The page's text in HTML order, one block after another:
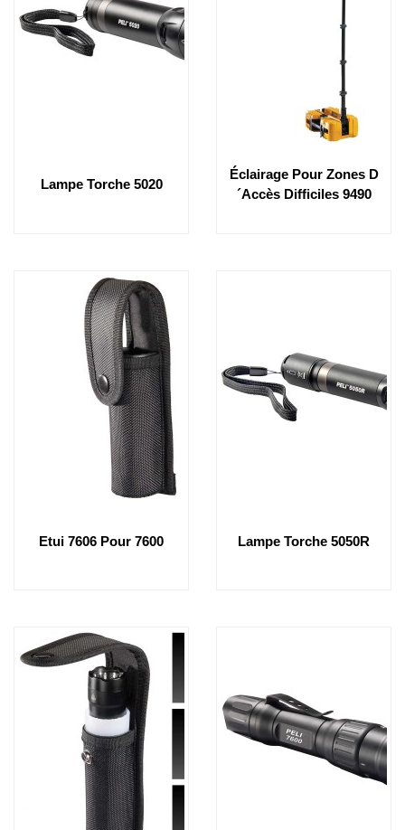
Lampe Torche 5020
Éclairage Pour Zones D
´accès Difficiles 9490
Etui 7606 Pour 7600 Lampe Torche 5050R